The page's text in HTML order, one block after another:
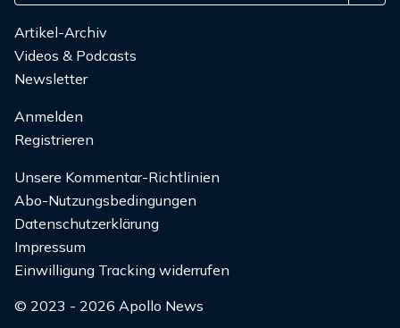
Artikel-Archiv
Videos & Podcasts
Newsletter
Anmelden
Registrieren
Unsere Kommentar-Richtlinien
Abo-Nutzungsbedingungen
Datenschutzerklärung
Impressum
Einwilligung Tracking widerrufen
© 2023 - 2026 Apollo News